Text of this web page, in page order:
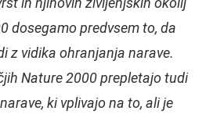
dosegamo predvsem to, da
z vidika ohranjanja narave.
Nature 2000 prepletajo tudi
ki vplivajo na to, ali je